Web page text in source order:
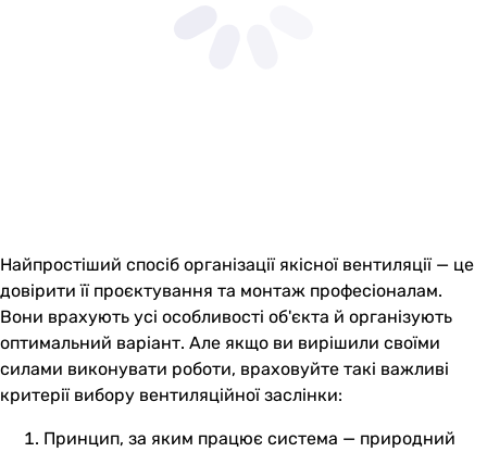
Найпростіший спосіб організації якісної вентиляції — це
довірити її проєктування та монтаж професіоналам.
Вони врахують усі особливості об'єкта й організують
оптимальний варіант. Але якщо ви вирішили своїми
силами виконувати роботи, враховуйте такі важливі
критерії вибору вентиляційної заслінки:
Принцип, за яким працює система — природний